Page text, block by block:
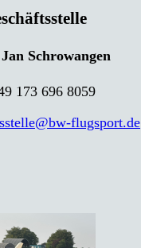
Schrowangen
173 696 8059
flugsport.de